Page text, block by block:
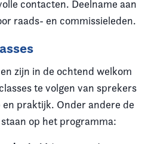
contacten. Deelname aan
raads- en commissieleden.
zijn in de ochtend welkom
te volgen van sprekers
praktijk. Onder andere de
op het programma: